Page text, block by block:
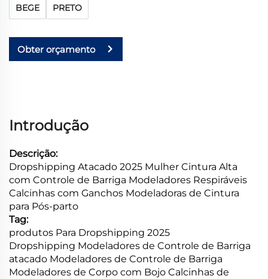
BEGE PRETO
Obter orçamento
Introdução
Descrição:
Dropshipping Atacado 2025 Mulher Cintura Alta
com Controle de Barriga Modeladores Respiráveis
Calcinhas com Ganchos Modeladoras de Cintura
para Pós-parto
Tag:
produtos Para Dropshipping 2025
Dropshipping Modeladores de Controle de Barriga
atacado Modeladores de Controle de Barriga
Modeladores de Corpo com Bojo Calcinhas de